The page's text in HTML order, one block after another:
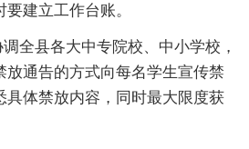
建立工作台账。
县各大中专院校、中小学校，
放通告的方式向每名学生宣传禁
具体禁放内容，同时最大限度获